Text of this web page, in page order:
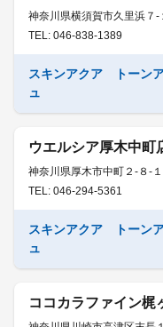
神奈川県横須賀市久里浜７-
TEL: 046-838-1389
スキンアクア トーン
ュ
ウエルシア厚木中町
神奈川県厚木市中町２-８-
TEL: 046-294-5361
スキンアクア トーン
ュ
ココカラファイン梶